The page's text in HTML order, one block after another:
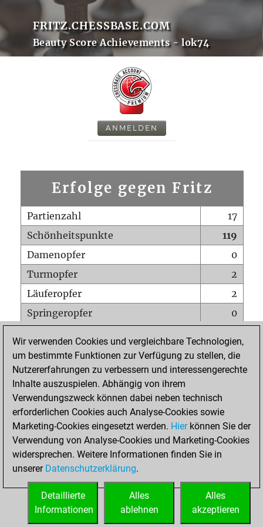
FRITZ.CHESSBASE.COM
Beauty Score Achievements - lok74
ANMELDEN
Erfolge gegen Fritz
Partienzahl
17
Schönheitspunkte
119
Damenopfer
0
Turmopfer
2
Läuferopfer
2
Springeropfer
0
Matt auf vollem Brett
0
Bauer setzt Matt
0
Erstickte Matts
Unterverwandlungen
Türme auf der siebten
1
STARTSEITE
Wir verwenden Cookies und vergleichbare Technologien,
um bestimmte Funktionen zur Verfügung zu stellen, die
Nutzererfahrungen zu verbessern und interessengerechte
Inhalte auszuspielen. Abhängig von ihrem
Verwendungszweck können dabei neben technisch
erforderlichen Cookies auch Analyse-Cookies sowie
Marketing-Cookies eingesetzt werden. Hierkönnen Sie der
Verwendung von Analyse-Cookies und Marketing-Cookies
widersprechen. Weitere Informationen finden Sie in
unserer Datenschutzerklärung.
Alles
akzeptieren
Alles
ablehnen
Detaillierte
Informationen